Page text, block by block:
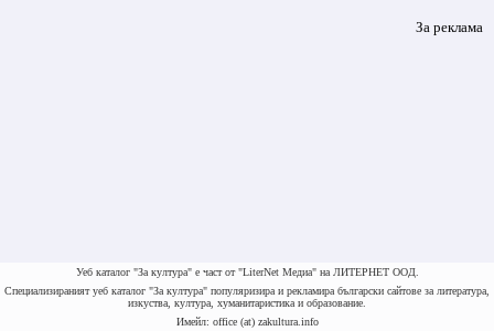
За реклама
Уеб каталог "За култура" е част от "LiterNet Медиа" на ЛИТЕРНЕТ ООД.
Специализираният уеб каталог "За култура" популяризира и рекламира български сайтове за литература,
изкуства, култура, хуманитаристика и образование.
Имейл: office (at) zakultura.info